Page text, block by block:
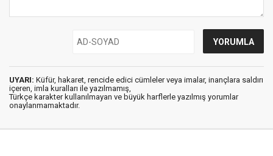
UYARI: Küfür, hakaret, rencide edici cümleler veya imalar, inançlara saldırı
içeren, imla kuralları ile yazılmamış,
Türkçe karakter kullanılmayan ve büyük harflerle yazılmış yorumlar
onaylanmamaktadır.